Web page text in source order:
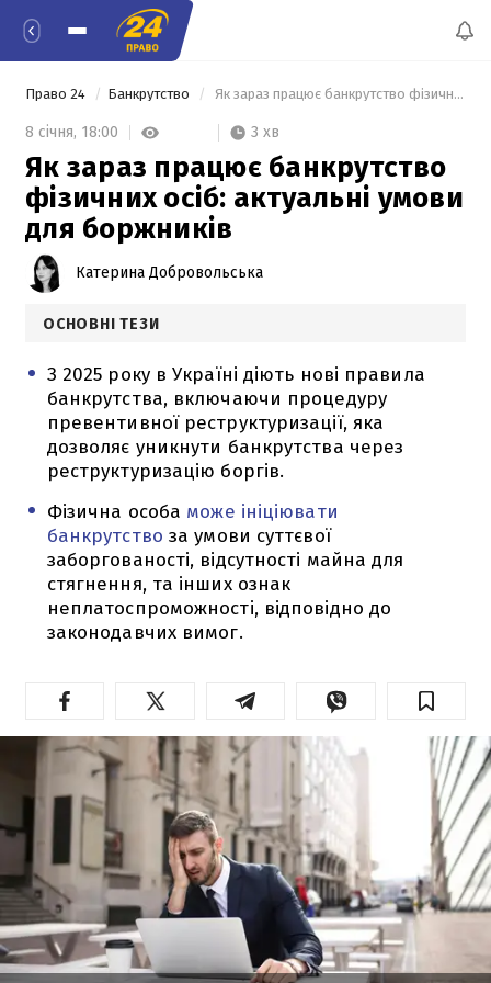
Право 24 Банкрутство Як зараз працює банкрутство фізичних осіб: актуальні умови для боржників
8 січня, 18:00 3 хв
Як зараз працює банкрутство
фізичних осіб: актуальні умови
для боржників
Катерина Добровольська
ОСНОВНІ ТЕЗИ
З 2025 року в Україні діють нові правила
банкрутства, включаючи процедуру
превентивної реструктуризації, яка
дозволяє уникнути банкрутства через
реструктуризацію боргів.
Фізична особа може ініціювати
банкрутство за умови суттєвої
заборгованості, відсутності майна для
стягнення, та інших ознак
неплатоспроможності, відповідно до
законодавчих вимог.